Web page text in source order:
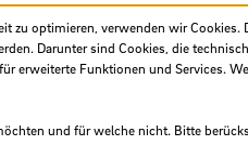
zu optimieren, verwenden wir Cookies.
Darunter sind Cookies, die
erweiterte Funktionen und Services.
und für welche nicht. Bitte